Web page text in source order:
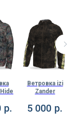
р.
Ветровка izi
Zander
5 000 р.